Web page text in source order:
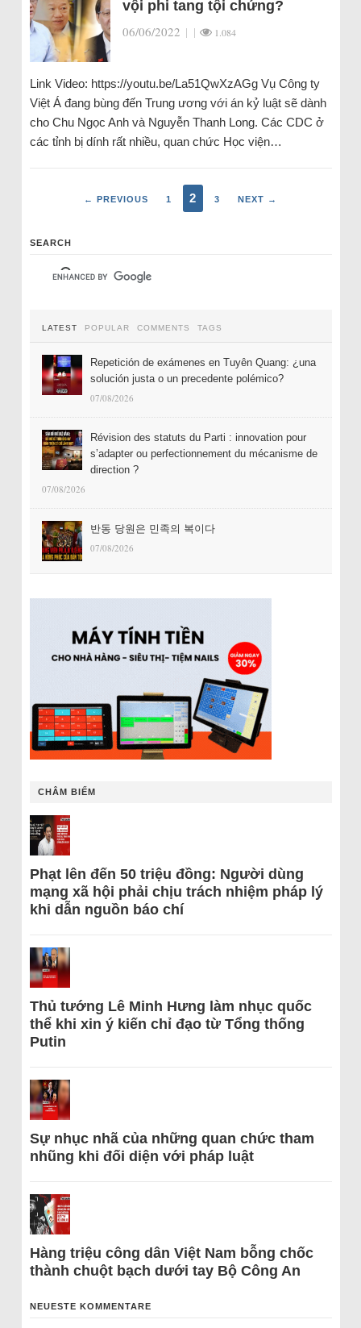
vội phi tang tội chứng?
06/06/2022 | | 1.084
Link Video: https://youtu.be/La51QwXzAGg Vụ Công ty
Việt Á đang bùng đến Trung ương với án kỷ luật sẽ dành
cho Chu Ngọc Anh và Nguyễn Thanh Long. Các CDC ở
các tỉnh bị dính rất nhiều, quan chức Học viện…
← PREVIOUS 1 2 3 NEXT →
SEARCH
LATEST POPULAR COMMENTS TAGS
Repetición de exámenes en Tuyên Quang: ¿una
solución justa o un precedente polémico?
07/08/2026
Révision des statuts du Parti : innovation pour
s’adapter ou perfectionnement du mécanisme de
direction ?
07/08/2026
반동 당원은 민족의 복이다
07/08/2026
CHÂM BIẾM
Phạt lên đến 50 triệu đồng: Người dùng
mạng xã hội phải chịu trách nhiệm pháp lý
khi dẫn nguồn báo chí
Thủ tướng Lê Minh Hưng làm nhục quốc
thể khi xin ý kiến chỉ đạo từ Tổng thống
Putin
Sự nhục nhã của những quan chức tham
nhũng khi đối diện với pháp luật
Hàng triệu công dân Việt Nam bỗng chốc
thành chuột bạch dưới tay Bộ Công An
NEUESTE KOMMENTARE